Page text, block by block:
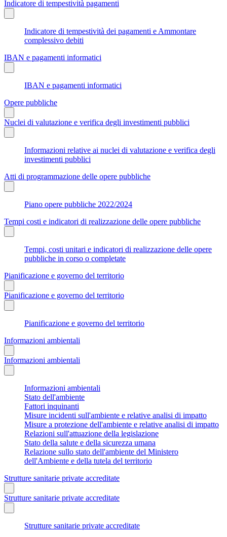
Indicatore di tempestività pagamenti
Indicatore di tempestività dei pagamenti e Ammontare
complessivo debiti
IBAN e pagamenti informatici
IBAN e pagamenti informatici
Opere pubbliche
Nuclei di valutazione e verifica degli investimenti pubblici
Informazioni relative ai nuclei di valutazione e verifica degli
investimenti pubblici
Atti di programmazione delle opere pubbliche
Piano opere pubbliche 2022/2024
Tempi costi e indicatori di realizzazione delle opere pubbliche
Tempi, costi unitari e indicatori di realizzazione delle opere
pubbliche in corso o completate
Pianificazione e governo del territorio
Pianificazione e governo del territorio
Pianificazione e governo del territorio
Informazioni ambientali
Informazioni ambientali
Informazioni ambientali
Stato dell'ambiente
Fattori inquinanti
Misure incidenti sull'ambiente e relative analisi di impatto
Misure a protezione dell'ambiente e relative analisi di impatto
Relazioni sull'attuazione della legislazione
Stato della salute e della sicurezza umana
Relazione sullo stato dell'ambiente del Ministero
dell'Ambiente e della tutela del territorio
Strutture sanitarie private accreditate
Strutture sanitarie private accreditate
Strutture sanitarie private accreditate